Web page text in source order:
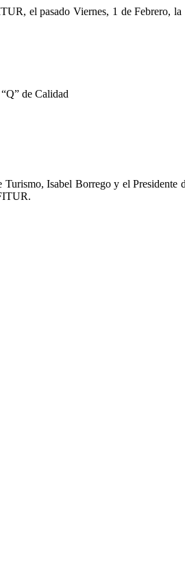
el pasado Viernes, 1 de Febrero,
de Calidad
Turismo, Isabel Borrego y el